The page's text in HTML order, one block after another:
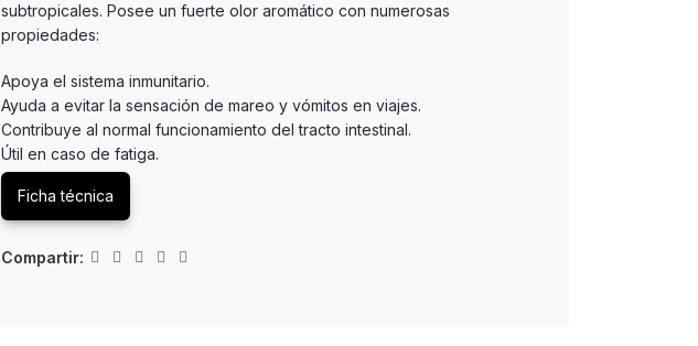
subtropicales. Posee un fuerte olor aromático con numerosas
propiedades:
Apoya el sistema inmunitario.
Ayuda a evitar la sensación de mareo y vómitos en viajes.
Contribuye al normal funcionamiento del tracto intestinal.
Útil en caso de fatiga.
Ficha técnica
Compartir: